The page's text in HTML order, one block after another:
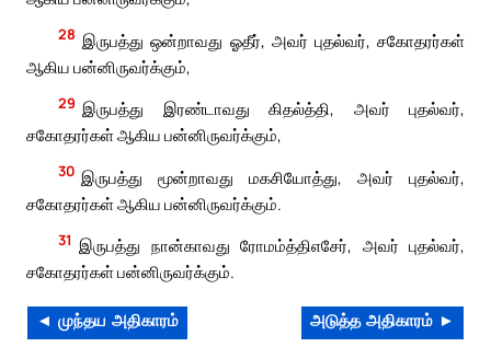
28 இருபத்து ஒன்றாவது ஓதீர், அவர் புதல்வர், சகோதரர்கள்
ஆகிய பன்னிருவர்க்கும்,
29 இருபத்து இரண்டாவது கிதல்த்தி, அவர் புதல்வர்,
சகோதரர்கள் ஆகிய பன்னிருவர்க்கும்,
30 இருபத்து மூன்றாவது மகசியோத்து, அவர் புதல்வர்,
சகோதரர்கள் ஆகிய பன்னிருவர்க்கும்.
31 இருபத்து நான்காவது ரோமம்த்திஎசேர், அவர் புதல்வர்,
சகோதரர்கள் பன்னிருவர்க்கும்.
◄ முந்தய அதிகாரம் அடுத்த அதிகாரம் ►